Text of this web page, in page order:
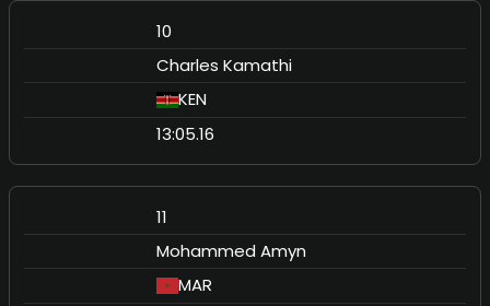
10
Charles Kamathi
KEN
13:05.16
11
Mohammed Amyn
MAR